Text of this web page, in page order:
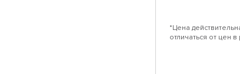
*Цена
отличаться от цен